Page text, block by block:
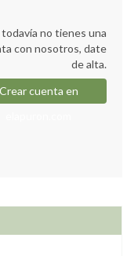
todavía no tienes una
con nosotros, date
de alta.
Crear cuenta en